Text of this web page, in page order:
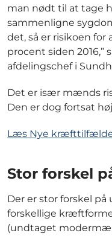
man nødt til at tage
sammenligne
det, så er risikoen
procent siden 2016,”
afdelingschef i
Det er især mænds
Den er dog fortsat
Læs Nye kræfttilfælde
Stor forskel
Der er stor forskel på
forskellige
(undtaget